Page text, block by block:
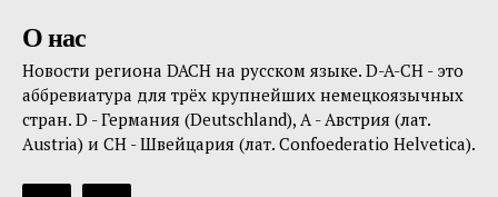
О нас
Новости региона DACH на русском языке. D-A-CH - это
аббревиатура для трёх крупнейших немецкоязычных
стран. D - Германия (Deutschland), A - Австрия (лат.
Austria) и CH - Швейцария (лат. Confoederatio Helvetica).